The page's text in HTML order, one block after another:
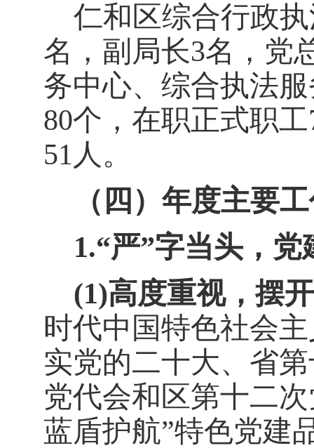
仁和区综合行政
名，副局长3名，党
务中心、综合执法
80个，在职正式职工
51 人。
（四）年度主要
1.“严”字当头，
(1)高度重视，摆
时代中国特色社会
实党的二十大、省
党代会和区第十二
蓝盾护航”特色党建